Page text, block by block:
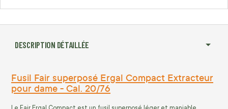
DESCRIPTION DÉTAILLÉE
Fusil Fair superposé Ergal Compact Extracteur
pour dame - Cal. 20/76